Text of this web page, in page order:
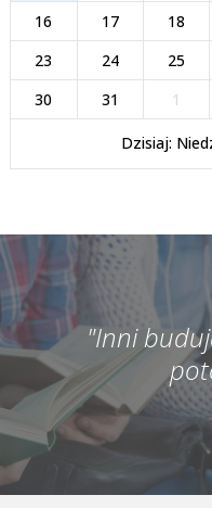
16
17 18
23
24 25
30
31 1
Dzisiaj:
"Inni